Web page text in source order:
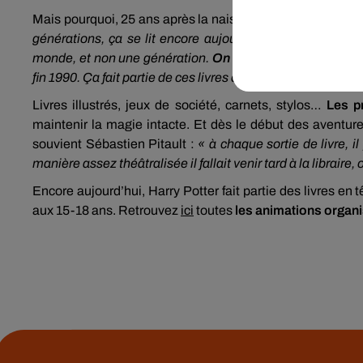
Mais pourquoi, 25 ans après la naissance du
générations, ça se lit encore aujourd’hui. J.K. Rowling
monde, et non une génération. On peut encore s’identifier
fin 1990. Ça fait partie de ces livres qu’on retrouvera dans
Livres illustrés, jeux de société, carnets, stylos… Les
maintenir la magie intacte. Et dès le début des
souvient Sébastien Pitault : « à chaque sortie de livre,
manière assez théâtralisée il fallait venir tard à la
Encore aujourd’hui, Harry Potter fait partie des livres en
aux 15-18 ans. Retrouvez ici toutes les animations